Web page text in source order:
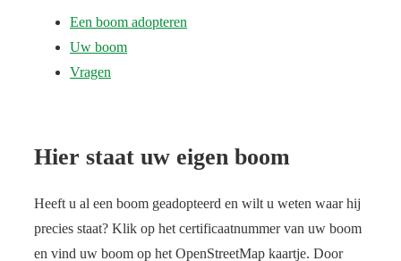
Een boom adopteren
Uw boom
Vragen
Hier staat uw eigen boom
Heeft u al een boom geadopteerd en wilt u weten waar hij
precies staat? Klik op het certificaatnummer van uw boom
en vind uw boom op het OpenStreetMap kaartje. Door